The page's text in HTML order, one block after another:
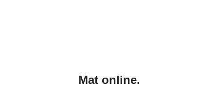
Mat online.